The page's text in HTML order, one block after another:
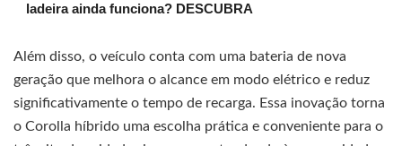
ladeira ainda funciona? DESCUBRA
Além disso, o veículo conta com uma bateria de nova
geração que melhora o alcance em modo elétrico e reduz
significativamente o tempo de recarga. Essa inovação torna
o Corolla híbrido uma escolha prática e conveniente para o